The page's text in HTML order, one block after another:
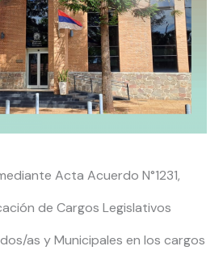
Acta Acuerdo N°1231,
de Cargos Legislativos
as y Municipales en los cargos